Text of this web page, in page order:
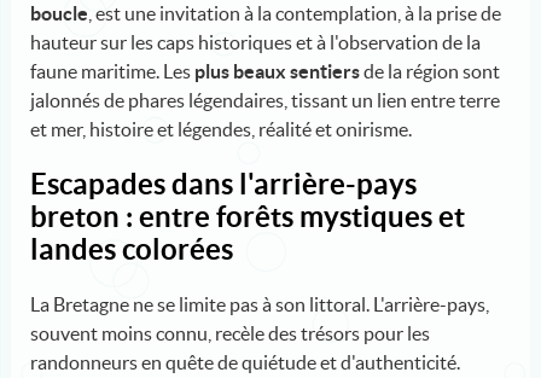
boucle , est une invitation à la contemplation, à la prise de
hauteur sur les caps historiques et à l'observation de la
faune maritime. Les plus beaux sentiersde la région sont
jalonnés de phares légendaires, tissant un lien entre terre
et mer, histoire et légendes, réalité et onirisme.
Escapades dans l'arrière-pays
breton : entre forêts mystiques et
landes colorées
La Bretagne ne se limite pas à son littoral. L'arrière-pays,
souvent moins connu, recèle des trésors pour les
randonneurs en quête de quiétude et d'authenticité.